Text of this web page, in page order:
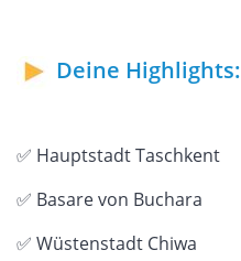
Deine Highlights:
✅ Hauptstadt Taschkent
✅ Basare von Buchara
✅ Wüstenstadt Chiwa